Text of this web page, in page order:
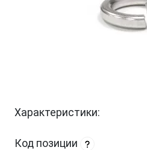
Характеристики:
Код позиции